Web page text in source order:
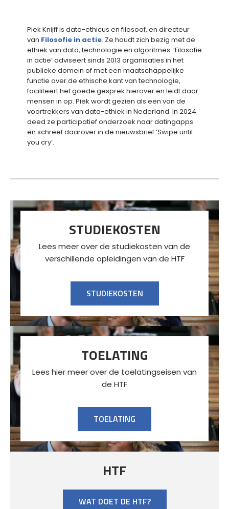
Piek Knijff is data-ethicus en filosoof, en directeur
van Filosofie in actie. Ze houdt zich bezig met de
ethiek van data, technologie en algoritmes. ‘Filosofie
in actie’ adviseert sinds 2013 organisaties in het
publieke domein of met een maatschappelijke
functie over de ethische kant van technologie,
faciliteert het goede gesprek hierover en leidt daar
mensen in op. Piek wordt gezien als een van de
voortrekkers van data-ethiek in Nederland. In 2024
deed ze participatief onderzoek naar datingapps
en schreef daarover in de nieuwsbrief ‘Swipe until
you cry’.
STUDIEKOSTEN
Lees meer over de studiekosten van de
verschillende opleidingen van de HTF
STUDIEKOSTEN
TOELATING
Lees hier meer over de toelatingseisen van
de HTF
TOELATING
HTF
WAT DOET DE HTF?